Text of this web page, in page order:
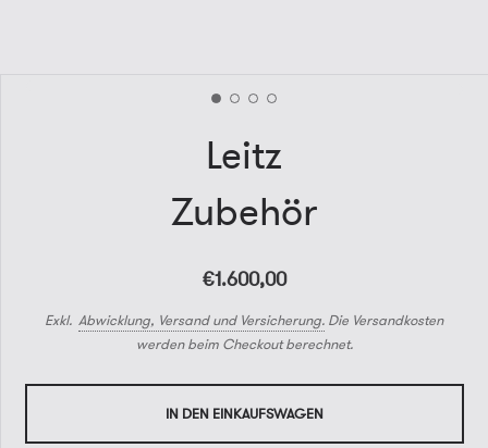
Leitz
Zubehör
€1.600,00
Exkl.Abwicklung, Versand und Versicherung. Die Versandkosten
werden beim Checkout berechnet.
IN DEN EINKAUFSWAGEN